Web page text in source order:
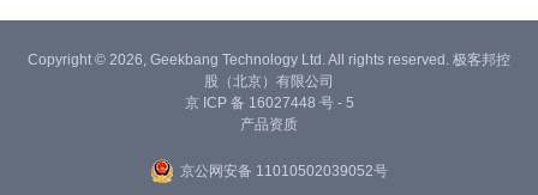
Copyright © 2026, Geekbang Technology Ltd. All rights reserved. 极客邦控
股（北京）有限公司
京 ICP 备 16027448 号 - 5
产品资质
京公网安备 11010502039052号